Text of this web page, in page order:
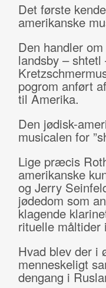
Det første
amerikanske
Den handler
landsby –
pogrom anført
til Amerika.
Den jødisk-
musicalen for
Lige præcis
amerikanske
og Jerry
jødedom som
klagende
rituelle måltider
Hvad blev der i
menneskeligt
dengang i